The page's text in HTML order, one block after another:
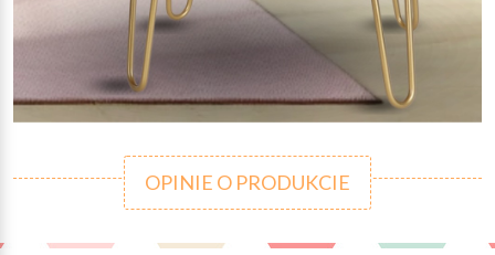
OPINIE O PRODUKCIE